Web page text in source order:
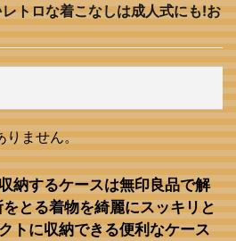
トロな着こなしは成人式にも!お
りません。
納するケースは無印良品で解
とる着物を綺麗にスッキリと
トに収納できる便利なケース